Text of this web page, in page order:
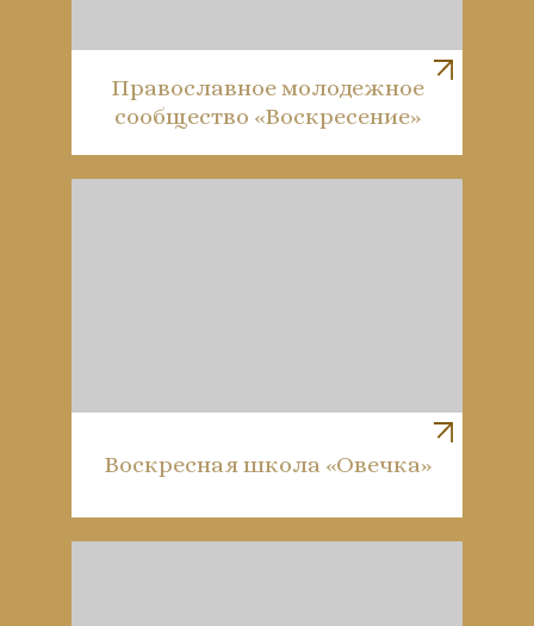
Воскресная школа «Овечка»
Православное молодежное
сообщество «Воскресение»